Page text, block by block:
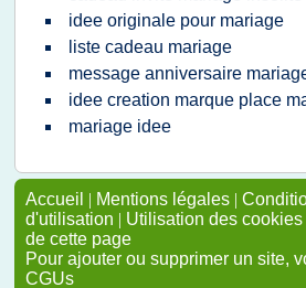
idee originale pour mariage
liste cadeau mariage
message anniversaire
idee creation marque place
mariage idee
Accueil | Mentions légales |
d'utilisation | Utilisation des cookies
de cette page
Pour ajouter ou supprimer un site,
CGUs